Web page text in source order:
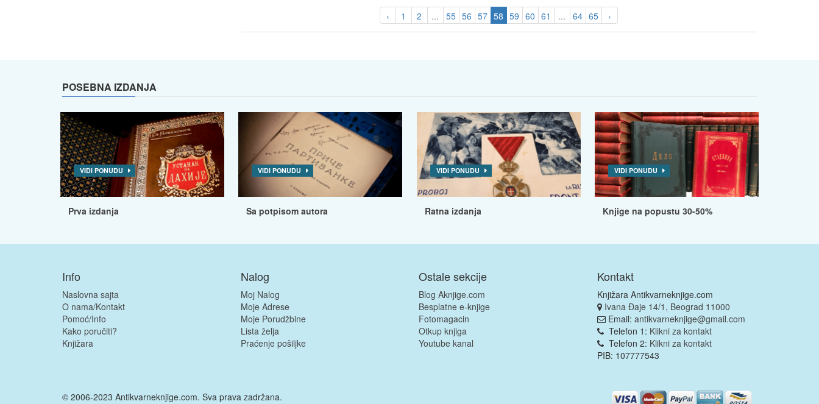
‹ 1 2 ... 55 56 57 58 59 60 61 ... 64 65 ›
POSEBNA IZDANJA
VIDI PONUDU
Prva izdanja
VIDI PONUDU
Sa potpisom autora
VIDI PONUDU
Ratna izdanja
VIDI PONUDU
Knjige na popustu 30-50%
Info
Naslovna sajta
O nama/Kontakt
Pomoć/Info
Kako poručiti?
Knjižara
Nalog
Moj Nalog
Moje Adrese
Moje Porudžbine
Lista želja
Praćenje pošiljke
Ostale sekcije
Blog Aknjige.com
Besplatne e-knjige
Fotomagacin
Otkup knjiga
Youtube kanal
Kontakt
Knjižara Antikvarneknjige.com
Ivana Đaje 14/1, Beograd 11000
Email: antikvarneknjige@gmail.com
Telefon 1: Klikni za kontakt
Telefon 2: Klikni za kontakt
PIB: 107777543
© 2006-2023 Antikvarneknjige.com. Sva prava zadržana.